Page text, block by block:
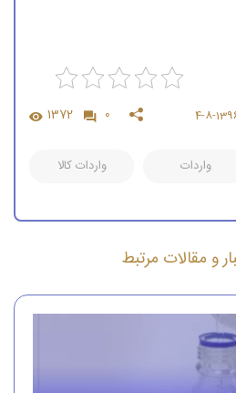
0
1372
واردات واردات کالا
و مقالات مرتبط